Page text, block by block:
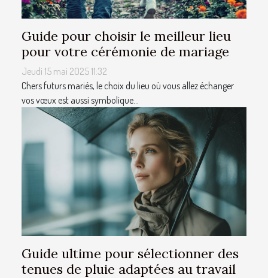
Guide pour choisir le meilleur lieu
pour votre cérémonie de mariage
Jeudi 15 mai 2025 11:32
Chers futurs mariés, le choix du lieu où vous allez échanger
vos vœux est aussi symbolique...
Guide ultime pour sélectionner des
tenues de pluie adaptées au travail